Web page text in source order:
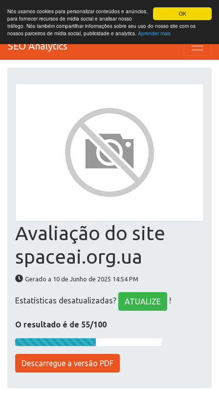
OK
Nós usamos cookies para personalizar conteúdos e anúncios,
para fornecer recursos de mídia social e analisar nosso
tráfego. Nós também compartilhar informações sobre seu uso do nosso site com os
nossos parceiros de mídia social, publicidade e analytics. Aprender mais
SEO Analytics
Avaliação do site
spaceai.org.ua
Gerado a 10 de Junho de 2025 14:54 PM
Estatísticas desatualizadas? ATUALIZE !
O resultado é de 55/100
Descarregue a versão PDF